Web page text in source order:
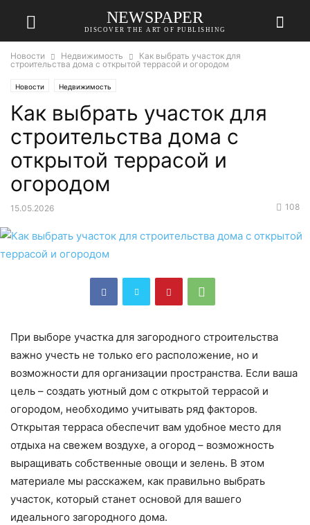
NEWSPAPER
DISCOVER THE ART OF PUBLISHING
Новости Недвижимость
Как выбрать участок для
строительства дома с открытой террасой и огородом
Новости Недвижимость
Как выбрать участок для
строительства дома с
открытой террасой и
огородом
15.05.2026 108
При выборе участка для загородного строительства
важно учесть не только его расположение, но и
возможности для организации пространства. Если ваша
цель – создать уютный дом с открытой террасой и
огородом, необходимо учитывать ряд факторов.
Открытая терраса обеспечит вам удобное место для
отдыха на свежем воздухе, а огород – возможность
выращивать собственные овощи и зелень. В этом
материале мы расскажем, как правильно выбрать
участок, который станет основой для вашего
идеального загородного дома.